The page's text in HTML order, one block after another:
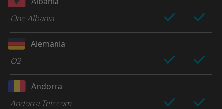
One Albania
Alemania
O2
Andorra
Andorra Telecom